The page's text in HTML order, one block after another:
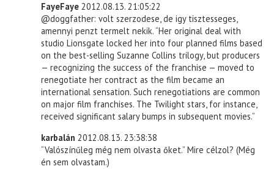
FayeFaye 2012.08.13. 21:05:22
@doggfather: volt szerzodese, de igy tisztesseges,
amennyi penzt termelt nekik. “Her original deal with
studio Lionsgate locked her into four planned films based
on the best-selling Suzanne Collins trilogy, but producers
— recognizing the success of the franchise — moved to
renegotiate her contract as the film became an
international sensation. Such renegotiations are common
on major film franchises. The Twilight stars, for instance,
received significant salary bumps in subsequent movies.”
karbalán 2012.08.13. 23:38:38
“Valószínűleg még nem olvasta őket.” Mire célzol? (Még
én sem olvastam.)